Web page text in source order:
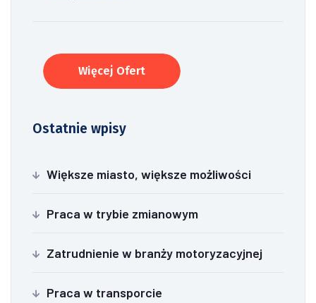
Więcej Ofert
Ostatnie wpisy
Większe miasto, większe możliwości
Praca w trybie zmianowym
Zatrudnienie w branży motoryzacyjnej
Praca w transporcie